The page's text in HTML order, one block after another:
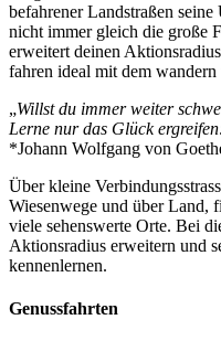
befahrener Landstraßen
nicht immer gleich die große
erweitert deinen
fahren ideal mit dem wandern
„Willst du immer weiter
Lerne nur das Glück
*Johann Wolfgang von
Über kleine
Wiesenwege und über Land,
viele sehenswerte Orte. Bei
Aktionsradius erweitern und
kennenlernen.
Genussfahrten